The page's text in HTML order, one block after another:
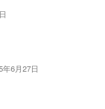
年6月27日